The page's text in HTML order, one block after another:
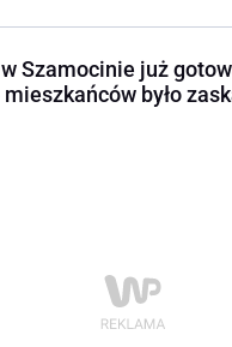
Szamocinie już
było